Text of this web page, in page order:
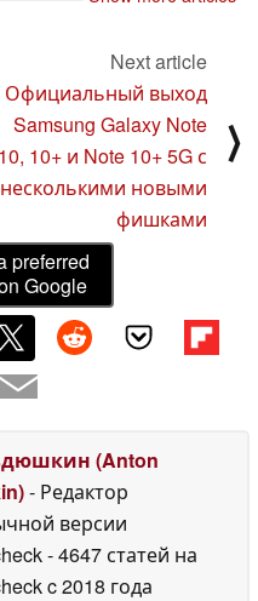
Next article
Официальный выход
Samsung Galaxy Note
10, 10+ и Note 10+ 5G с
несколькими новыми
фишками
⟩
preferred
Google
(Anton
- Редактор
версии
- 4647 статей на
c 2018 года